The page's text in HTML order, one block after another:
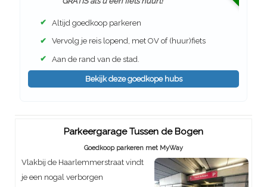
✔ Altijd goedkoop parkeren
✔ Vervolg je reis lopend, met OV of (huur)fiets
✔ Aan de rand van de stad.
Bekijk deze goedkope hubs
Parkeergarage Tussen de Bogen
Goedkoop parkeren met MyWay
Vlakbij de Haarlemmerstraat vindt
je een nogal verborgen